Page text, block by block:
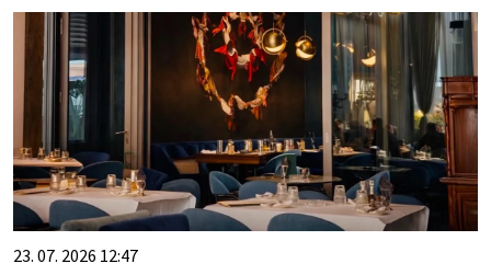
23. 07. 2026 12:47